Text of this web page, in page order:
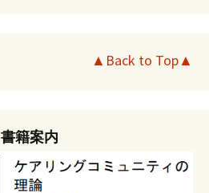
▲Back to Top▲
書籍案内